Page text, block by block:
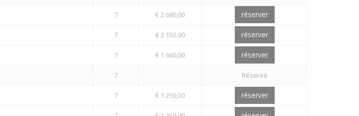
7 € 2 690,00 réserver
7 € 2 150,00 réserver
7 € 1 660,00 réserver
7 Réservé
7 € 1 250,00 réserver